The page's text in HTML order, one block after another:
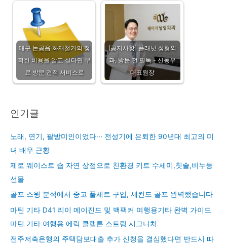
대구 논공읍 화재철거의 정
확한 비용을 알고 싶다면 무
료 방문 견적 서비스로
[공지사항] 플래닛 성형외
과, 방문 전 필독 - 신동우
대표원장
인기글
노래, 연기, 팔방미인이었다··· 전성기에 은퇴한 90년대 최고의 미
녀 배우 근황
제로 웨이스트 숍 자연 상점으로 친환경 키트 수세미,칫솔,비누등
선물
골프 스윙 분석에서 중고 풀세트 구입, 세컨드 골프 완벽했습니다
마틴 기타 D41 리이 메이진드 및 백팩커 여행용기타 완벽 가이드
마틴 기타 여행용 에릭 클랩튼 스트링 시그니처
전주저축은행의 주택담보대출 추가 신청을 결심했다면 반드시 따